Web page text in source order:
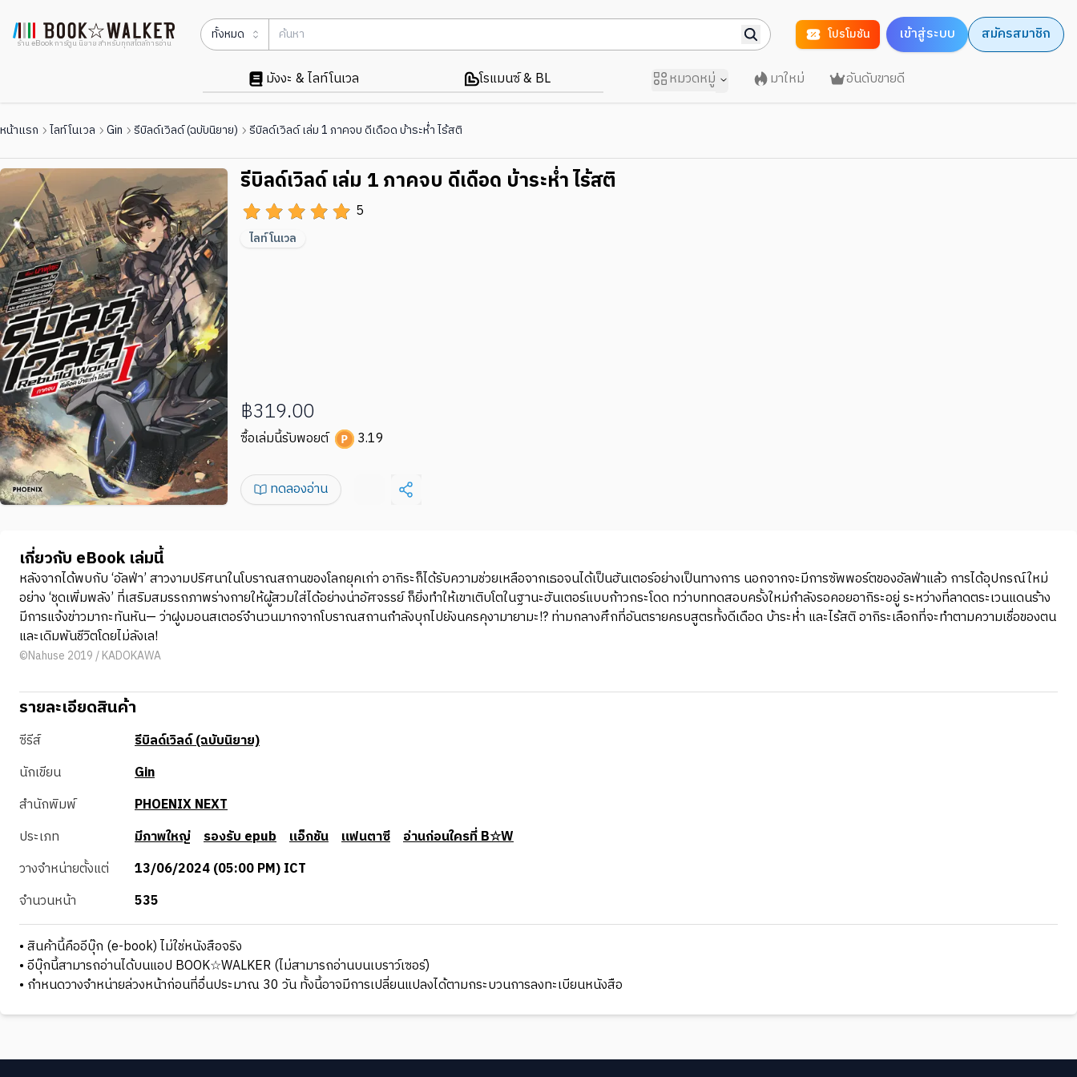
ร้าน eBook การ์ตูน นิยาย สำหรับทุกสไตล์การอ่าน
ทั้งหมด โปรโมชัน เข้าสู่ระบบ สมัครสมาชิก
มังงะ & ไลท์โนเวล โรแมนซ์ & BL หมวดหมู่ มาใหม่ อันดับขายดี
หน้าแรก ไลท์โนเวล Gin รีบิลด์เวิลด์ (ฉบับนิยาย) รีบิลด์เวิลด์ เล่ม 1 ภาคจบ ดีเดือด บ้าระห่ำ ไร้สติ
รีบิลด์เวิลด์ เล่ม 1 ภาคจบ ดีเดือด บ้าระห่ำ ไร้สติ
5
ไลท์โนเวล
฿319.00
ซื้อเล่มนี้รับพอยต์ 3.19
ทดลองอ่าน
เกี่ยวกับ eBook เล่มนี้
หลังจากได้พบกับ ‘อัลฟ่า’ สาวงามปริศนาในโบราณสถานของโลกยุคเก่า อากิระก็ได้รับความช่วยเหลือจากเธอจนได้เป็นฮันเตอร์อย่างเป็นทางการ นอกจากจะมีการซัพพอร์ตของอัลฟ่าแล้ว การได้อุปกรณ์ใหม่
อย่าง ‘ชุดเพิ่มพลัง’ ที่เสริมสมรรถภาพร่างกายให้ผู้สวมใส่ได้อย่างน่าอัศจรรย์ ก็ยิ่งทำให้เขาเติบโตในฐานะฮันเตอร์แบบก้าวกระโดด ทว่าบททดสอบครั้งใหม่กำลังรอคอยอากิระอยู่ ระหว่างที่ลาดตระเวนแดนร้าง
มีการแจ้งข่าวมากะทันหัน— ว่าฝูงมอนสเตอร์จำนวนมากจากโบราณสถานกำลังบุกไปยังนครคุงามายามะ!? ท่ามกลางศึกที่อันตรายครบสูตรทั้งดีเดือด บ้าระห่ำ และไร้สติ อากิระเลือกที่จะทำตามความเชื่อของตน
และเดิมพันชีวิตโดยไม่ลังเล!
©Nahuse 2019 / KADOKAWA
รายละเอียดสินค้า
ซีรีส์
รีบิลด์เวิลด์ (ฉบับนิยาย)
นักเขียน
Gin
สำนักพิมพ์
PHOENIX NEXT
ประเภท
มีภาพใหญ่ รองรับ epub แอ็กชัน แฟนตาซี อ่านก่อนใครที่ B☆W
วางจำหน่ายตั้งแต่
13/06/2024 (05:00 PM) ICT
จำนวนหน้า
535
• สินค้านี้คืออีบุ๊ก (e-book) ไม่ใช่หนังสือจริง
• อีบุ๊กนี้สามารถอ่านได้บนแอป BOOK☆WALKER (ไม่สามารถอ่านบนเบราว์เซอร์)
• กำหนดวางจำหน่ายล่วงหน้าก่อนที่อื่นประมาณ 30 วัน ทั้งนี้อาจมีการเปลี่ยนแปลงได้ตามกระบวนการลงทะเบียนหนังสือ